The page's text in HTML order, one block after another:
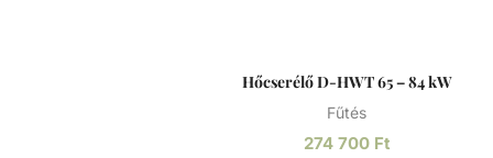
Hőcserélő D-HWT 65 – 84 kW
Fűtés
274 700 Ft